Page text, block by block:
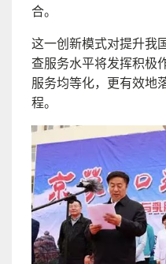
合。
这一创新模式对提升我
查服务水平将发挥积极
服务均等化，更有效地
程。